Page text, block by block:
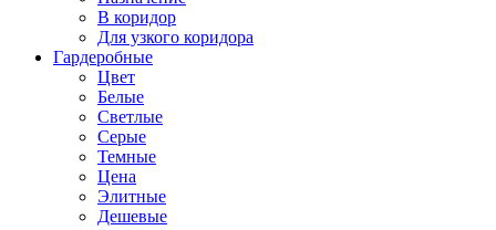
В коридор
Для узкого коридора
Гардеробные
Цвет
Белые
Светлые
Серые
Темные
Цена
Элитные
Дешевые